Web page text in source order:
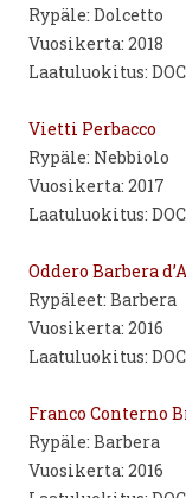
Rypäle: Dolcetto
Vuosikerta: 2018
Laatuluokitus:
Vietti Perbacco
Rypäle: Nebbiolo
Vuosikerta: 2017
Laatuluokitus:
Oddero Barbera
Rypäleet: Barbera
Vuosikerta: 2016
Laatuluokitus:
Franco Conterno
Rypäle: Barbera
Vuosikerta: 2016